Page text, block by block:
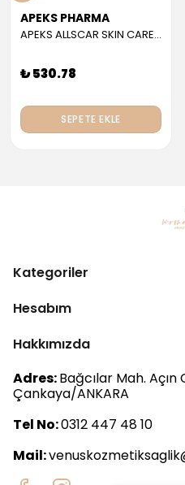
APEKS PHARMA
APEKS ALLSCAR SKIN CARE GEL 30 ML
₺ 530.78
SEPETE EKLE
Kategoriler
Hesabım
Hakkımızda
Adres:Bağcılar Mah. Açın
Çankaya/ANKARA
Tel No:0312 447 48 10
Mail: